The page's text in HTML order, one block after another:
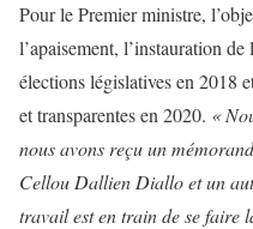
Pour le Premier ministre,
l’apaisement, l’instauration
élections législatives en 2018
et transparentes en 2020. «
nous avons reçu un
Cellou Dallien Diallo et un
travail est en train de se faire